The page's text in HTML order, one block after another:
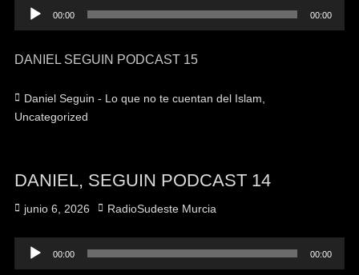
Reproductor
de
00:00 00:00
DANIEL SEGUIN PODCAST 15
Categorías
Daniel Seguin - Lo que no te cuentan del Islam
Uncategorized
DANIEL, SEGUIN PODCAST 14
Publicado
junio 6, 2026 Autor
RadioSudeste Murcia
Reproductor
de
00:00 00:00